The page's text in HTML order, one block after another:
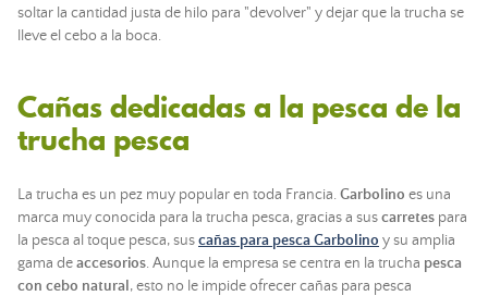
soltar la cantidad justa de hilo para "devolver" y dejar que la trucha se
lleve el cebo a la boca.
Cañas dedicadas a la pesca de la
trucha pesca
La trucha es un pez muy popular en toda Francia. Garbolino es una
marca muy conocida para la trucha pesca, gracias a suscarretes para
la pesca al toque pesca, suscañas para pesca Garbolino y su amplia
gama deaccesorios. Aunque la empresa se centra en la trucha pesca
con cebo natural , esto no le impide ofrecer cañas para pesca